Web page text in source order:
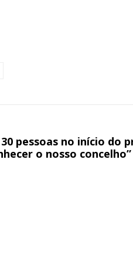
Acesso ao
pessoas no início do
o nosso concelho”